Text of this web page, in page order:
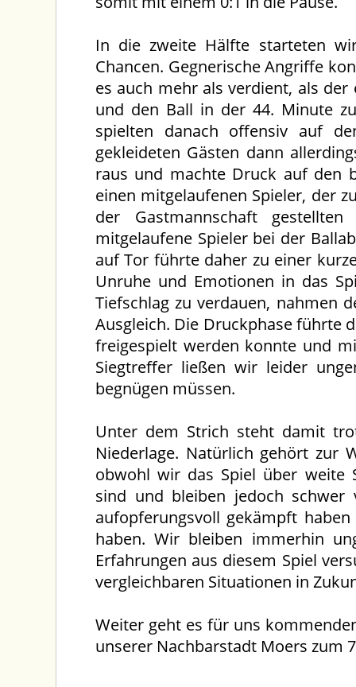
In die zweite Hälfte starteten
Chancen. Gegnerische Angriffe
es auch mehr als verdient, als
und den Ball in der 44. Minute
spielten danach offensiv auf
gekleideten Gästen dann
raus und machte Druck auf den
einen mitgelaufenen Spieler, der
der Gastmannschaft
mitgelaufene Spieler bei der
auf Tor führte daher zu einer
Unruhe und Emotionen in das
Tiefschlag zu verdauen, nahmen
Ausgleich. Die Druckphase führte
freigespielt werden konnte und
Siegtreffer ließen wir leider
begnügen müssen.
Unter dem Strich steht damit
Niederlage. Natürlich gehört zur
obwohl wir das Spiel über weite
sind und bleiben jedoch schwer
aufopferungsvoll gekämpft
haben. Wir bleiben immerhin
Erfahrungen aus diesem Spiel
vergleichbaren Situationen in
Weiter geht es für uns
unserer Nachbarstadt Moers zum